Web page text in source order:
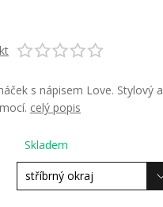
s nápisem Love. Stylový a
celý popis
Skladem